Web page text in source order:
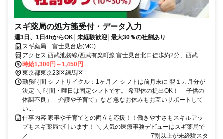
スギ薬局の処方箋受付・データ入力
週3日、1日4hからOK│未経験歓迎│最大30％の社割あり
スギ薬局 富士見台店(MC)
アクセス 西武池袋線/西武有楽町線 富士見台北口徒歩約2分、西武池
袋線/西武有楽町線 中村橋徒歩約13分、西武池袋線/西武有楽町線 練馬
高野台南口徒歩約14分
時給1,300円～1,450円
東京都東京23区練馬区
勤務時間 シフトサイクル：1ヶ月 ／ シフトは前月末に 翌１カ月分が
決定 ＼ 時間・曜日は固定シフトです。 希望休の提出OK！ 「子供の
体調不良」「介護や子育て」など 急なお休みもお互いサポートして
い...
仕事内容 家事や子育てとの両立も応援！！働きやすさもスキルアッ
プもスギ薬局で叶います！ ＼ 人気の医療事務デビューはスギ薬局で
／ ―――――――――――――――――――― 7割以上が未経験スタ